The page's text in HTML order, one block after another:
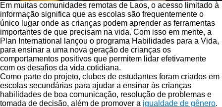
Em muitas comunidades remotas de Laos, o acesso limitado à
informação significa que as escolas são frequentemente o
único lugar onde as crianças podem aprender as ferramentas
importantes de que precisam na vida. Com isso em mente, a
Plan International lançou o programa Habilidades para a Vida,
para ensinar a uma nova geração de crianças os
comportamentos positivos que permitem lidar efetivamente
com os desafios da vida cotidiana.
Como parte do projeto, clubes de estudantes foram criados em
escolas secundárias para ajudar a ensinar às crianças
habilidades de boa comunicação, resolução de problemas e
tomada de decisão, além de promover a igualdade de gênero.